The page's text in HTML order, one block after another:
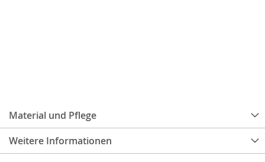
Material und Pflege
Weitere Informationen